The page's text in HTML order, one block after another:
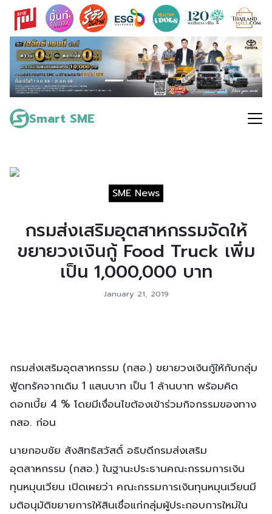
Skip
content
Smart SME
Search
for:
SME News
กรมส่งเสริมอุตสาหกรรมจัดให้
ขยายวงเงินกู้ Food Truck เพิ่ม
เป็น 1,000,000 บาท
January 21, 2019
กรมส่งเสริมอุตสาหกรรม (กสอ.) ขยายวงเงินกู้ให้กับกลุ่ม
ฟู้ดทรัคจากเดิม 1 แสนบาท เป็น 1 ล้านบาท พร้อมคิด
ดอกเบี้ย 4 % โดยมีเงื่อนไขต้องเข้าร่วมกิจกรรมของทาง
กสอ. ก่อน
นายกอบชัย สังสิทธิสวัสดิ์ อธิบดีกรมส่งเสริม
อุตสาหกรรม (กสอ.) ในฐานะประธานคณะกรรมการเงิน
ทุนหมุนเวียน เปิดเผยว่า คณะกรรมการเงินทุนหมุนเวียนมี
มติอนุมัติขยายการให้สินเชื่อแก่กลุ่มผู้ประกอบการใหม่ใน